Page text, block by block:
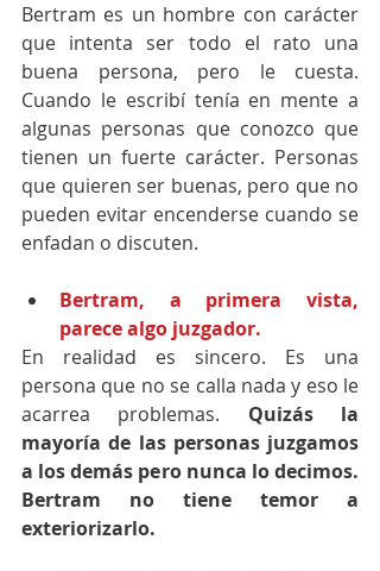
Bertram es un hombre con carácter
que intenta ser todo el rato una
buena persona, pero le cuesta.
Cuando le escribí tenía en mente a
algunas personas que conozco que
tienen un fuerte carácter. Personas
que quieren ser buenas, pero que no
pueden evitar encenderse cuando se
enfadan o discuten.
Bertram, a primera vista,
parece algo juzgador.
En realidad es sincero. Es una
persona que no se calla nada y eso le
acarrea problemas. Quizás la
mayoría de las personas juzgamos
a los demás pero nunca lo decimos.
Bertram no tiene temor a
exteriorizarlo.